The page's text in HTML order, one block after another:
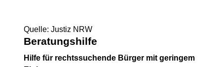
Quelle: Justiz NRW
Beratungshilfe
Hilfe für rechtssuchende Bürger mit geringem